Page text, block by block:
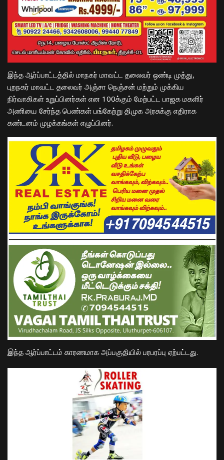
இந்த ஆர்ப்பாட்டத்தில் மாநகர் மாவட்ட தலைவர் ஒண்டி முத்து,
புறநகர் மாவட்ட தலைவர் அஞ்சா நெஞ்சன் மற்றும் முக்கிய
நிர்வாகிகள் உறுப்பினர்கள் என 100க்கும் மேற்பட்ட பாஜக மகளிர்
அணியை சேர்ந்த பெண்கள் பங்கேற்று திமுக அரசுக்கு எதிராக
கண்டனம் முழக்கங்கள் எழுப்பினர்.
இந்த ஆர்ப்பாட்டம் காரணமாக அப்பகுதியில் பரபரப்பு ஏற்பட்டது.